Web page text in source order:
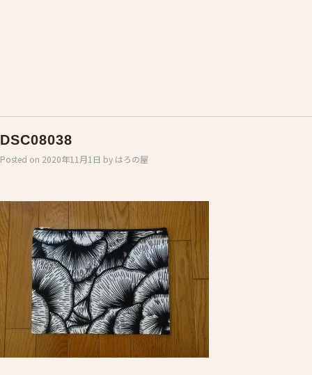
DSC08038
Posted on 2020年11月1日 by はろの屋